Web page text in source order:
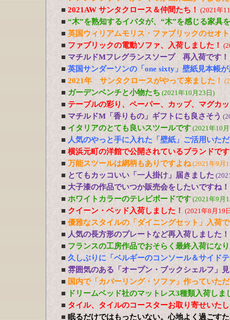
■ 2021AW サンタクロース＆仲間たち！ (2021年
■ “木”を熟知するイバタが、“木”を感じる家具
■ 英国ウィリアムモリス・ファブリックのセオ
■ ファブリックの電動ソファ、入荷しました！
■ マチルドMフレグランスソープ 再入荷です！
■ 英国サンダーソンの「one sixty」壁紙見本帳
■ 2021年 サンタクロースがやって来ました！
■ ガーデンベンチと小物たち (2021年10月23日)
■ テーブルの彩り、ペーパー、カップ、マグカ
■ マチルドM「香りもの」ギフトにも良さそう
■ イタリアのとても良いスツールです (2021年10
■ 人気のやっと手に入れた「壁紙」ご活用いた
■ 横浜元町の洋館で公開されているブランドで
■ 万能スツールは網柄もありですよね(2021年9月
■ とてもカッコいい「一人掛け」届きました
■ 大子漆の作品でいつか販売会をしたいですね！
■ ホワイトカラーのテレビボードです (2021年9月
■ クイーン・ベッド入荷しました！ (2021年8月19
■ 優雅なスタイルの「ダイニングセット」入荷
■ 人気の長方形のプレートなど再入荷しました！
■ フランスの工房作品でおそらく最終入荷にな
■ 久しぶりに「ベルギーのコンソール＆サイド
■ 雰囲気のある「オープン・ブックシェルフ」
■ 国内で「カバーリング・ソファ」作っていた
■
ドリームベッド社のマットレス3種類入荷しま
■ タイル、タイルのコースターお取り寄せいた
■ 眠るだけではもったいない。心地よく過ごす